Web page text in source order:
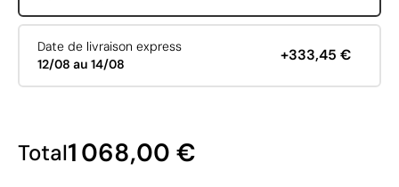
Date de livraison express
12/08 au 14/08
+333,45 €
Total1 068,00 €